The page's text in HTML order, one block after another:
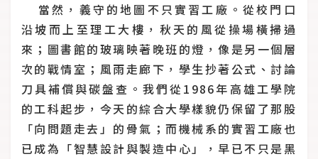
當然，義守的地圖不只實習工廠。從校門口
沿坡而上至理工大樓，秋天的風從操場橫掃過
來；圖書館的玻璃映著晚班的燈，像是另一個層
次的戰情室；風雨走廊下，學生抄著公式、討論
刀具補償與碳盤查。我們從1986年高雄工學院
的工科起步，今天的綜合大學樣貌仍保留了那股
「向問題走去」的骨氣；而機械系的實習工廠也
已成為「智慧設計與製造中心」，早已不只是黑